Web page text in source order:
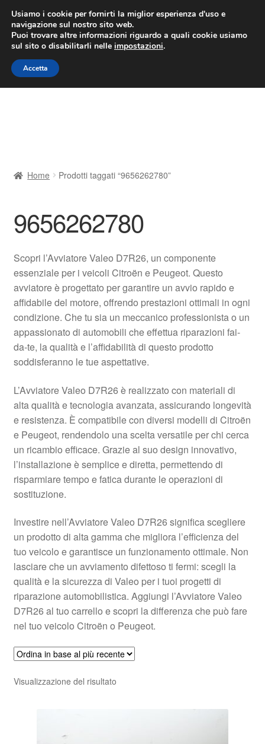
CONSEGNA da 7 EUR
Lun-Ven 9:00 - 16:00/800 580 290
Vai
alla
navigazione
Vai
al
contenuto
Contatto
Il mio account
Pagamenti
Politica sulla riservatezza
Procedura di Reclamo
Rimostranza
Spedizione in tutto il mondo
Termini e condizioni
Home Prodotti taggati “9656262780”
9656262780
Scopri l’Avviatore Valeo D7R26, un componente
essenziale per i veicoli Citroën e Peugeot. Questo
avviatore è progettato per garantire un avvio rapido e
affidabile del motore, offrendo prestazioni ottimali in ogni
condizione. Che tu sia un meccanico professionista o un
appassionato di automobili che effettua riparazioni fai-
da-te, la qualità e l’affidabilità di questo prodotto
soddisferanno le tue aspettative.
L’Avviatore Valeo D7R26 è realizzato con materiali di
alta qualità e tecnologia avanzata, assicurando longevità
e resistenza. È compatibile con diversi modelli di Citroën
e Peugeot, rendendolo una scelta versatile per chi cerca
un ricambio efficace. Grazie al suo design innovativo,
l’installazione è semplice e diretta, permettendo di
risparmiare tempo e fatica durante le operazioni di
sostituzione.
Investire nell’Avviatore Valeo D7R26 significa scegliere
un prodotto di alta gamma che migliora l’efficienza del
tuo veicolo e garantisce un funzionamento ottimale. Non
lasciare che un avviamento difettoso ti fermi: scegli la
qualità e la sicurezza di Valeo per i tuoi progetti di
riparazione automobilistica. Aggiungi l’Avviatore Valeo
D7R26 al tuo carrello e scopri la differenza che può fare
nel tuo veicolo Citroën o Peugeot.
Visualizzazione del risultato
Usiamo i cookie per fornirti la miglior esperienza d'uso e
navigazione sul nostro sito web.
Puoi trovare altre informazioni riguardo a quali cookie usiamo
sul sito o disabilitarli nelle impostazioni.
Accetta